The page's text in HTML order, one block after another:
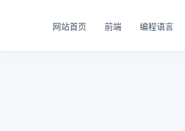
网站首页 前端 编程语言